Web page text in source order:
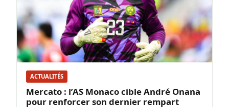
ACTUALITÉS
Mercato : l’AS Monaco cible André Onana
pour renforcer son dernier rempart